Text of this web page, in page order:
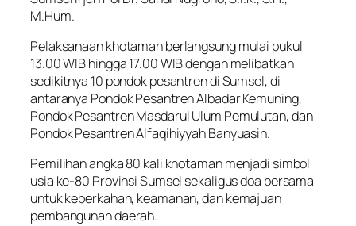
M.Hum.
Pelaksanaan khotaman berlangsung mulai pukul
13.00 WIB hingga 17.00 WIB dengan melibatkan
sedikitnya 10 pondok pesantren di Sumsel, di
antaranya Pondok Pesantren Albadar Kemuning,
Pondok Pesantren Masdarul Ulum Pemulutan, dan
Pondok Pesantren Alfaqihiyyah Banyuasin.
Pemilihan angka 80 kali khotaman menjadi simbol
usia ke-80 Provinsi Sumsel sekaligus doa bersama
untuk keberkahan, keamanan, dan kemajuan
pembangunan daerah.